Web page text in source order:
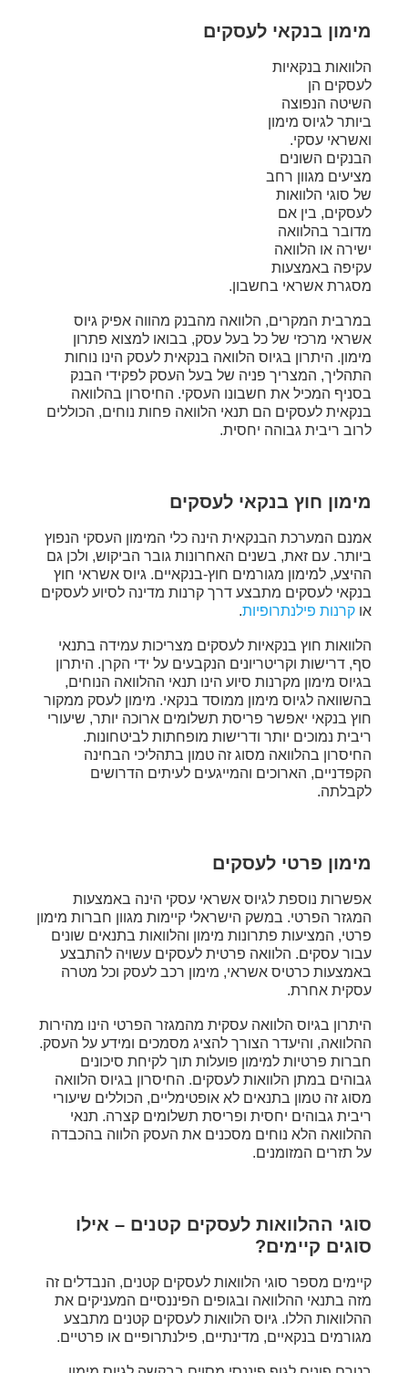
מימון בנקאי לעסקים
הלוואות בנקאיות
לעסקים הן
השיטה הנפוצה
ביותר לגיוס מימון
ואשראי עסקי.
הבנקים השונים
מציעים מגוון רחב
של סוגי הלוואות
לעסקים, בין אם
מדובר בהלוואה
ישירה או הלוואה
עקיפה באמצעות
מסגרת אשראי בחשבון.
במרבית המקרים, הלוואה מהבנק מהווה אפיק גיוס
אשראי מרכזי של כל בעל עסק, בבואו למצוא פתרון
מימון. היתרון בגיוס הלוואה בנקאית לעסק הינו נוחות
התהליך, המצריך פניה של בעל העסק לפקידי הבנק
בסניף המכיל את חשבונו העסקי. החיסרון בהלוואה
בנקאית לעסקים הם תנאי הלוואה פחות נוחים, הכוללים
לרוב ריבית גבוהה יחסית.
מימון חוץ בנקאי לעסקים
אמנם המערכת הבנקאית הינה כלי המימון העסקי הנפוץ
ביותר. עם זאת, בשנים האחרונות גובר הביקוש, ולכן גם
ההיצע, למימון מגורמים חוץ-בנקאיים. גיוס אשראי חוץ
בנקאי לעסקים מתבצע דרך קרנות מדינה לסיוע לעסקים
או קרנות פילנתרופיות.
הלוואות חוץ בנקאיות לעסקים מצריכות עמידה בתנאי
סף, דרישות וקריטריונים הנקבעים על ידי הקרן. היתרון
בגיוס מימון מקרנות סיוע הינו תנאי ההלוואה הנוחים,
בהשוואה לגיוס מימון ממוסד בנקאי. מימון לעסק ממקור
חוץ בנקאי יאפשר פריסת תשלומים ארוכה יותר, שיעורי
ריבית נמוכים יותר ודרישות מופחתות לביטחונות.
החיסרון בהלוואה מסוג זה טמון בתהליכי הבחינה
הקפדניים, הארוכים והמייגעים לעיתים הדרושים
לקבלתה.
מימון פרטי לעסקים
אפשרות נוספת לגיוס אשראי עסקי הינה באמצעות
המגזר הפרטי. במשק הישראלי קיימות מגוון חברות מימון
פרטי, המציעות פתרונות מימון והלוואות בתנאים שונים
עבור עסקים. הלוואה פרטית לעסקים עשויה להתבצע
באמצעות כרטיס אשראי, מימון רכב לעסק וכל מטרה
עסקית אחרת.
היתרון בגיוס הלוואה עסקית מהמגזר הפרטי הינו מהירות
ההלוואה, והיעדר הצורך להציג מסמכים ומידע על העסק.
חברות פרטיות למימון פועלות תוך לקיחת סיכונים
גבוהים במתן הלוואות לעסקים. החיסרון בגיוס הלוואה
מסוג זה טמון בתנאים לא אופטימליים, הכוללים שיעורי
ריבית גבוהים יחסית ופריסת תשלומים קצרה. תנאי
ההלוואה הלא נוחים מסכנים את העסק הלווה בהכבדה
על תזרים המזומנים.
סוגי ההלוואות לעסקים קטנים – אילו
סוגים קיימים?
קיימים מספר סוגי הלוואות לעסקים קטנים, הנבדלים זה
מזה בתנאי ההלוואה ובגופים הפיננסיים המעניקים את
ההלוואות הללו. גיוס הלוואות לעסקים קטנים מתבצע
מגורמים בנקאיים, מדינתיים, פילנתרופיים או פרטיים.